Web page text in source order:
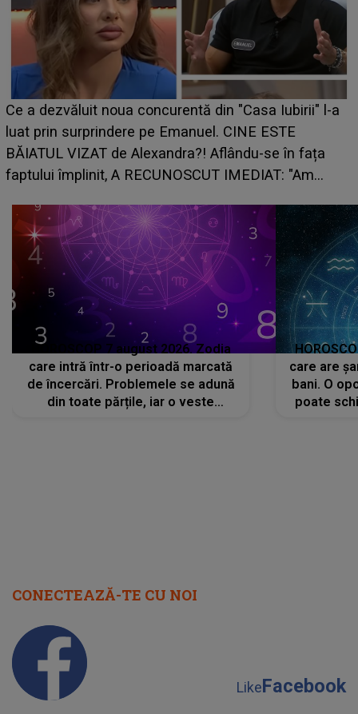
Ce a dezvăluit noua concurentă din "Casa Iubirii" l-a
luat prin surprindere pe Emanuel. CINE ESTE
BĂIATUL VIZAT de Alexandra?! Aflându-se în fața
faptului împlinit, A RECUNOSCUT IMEDIAT: "Am
HOROSCOP 7 august 2026. Zodia
care intră într-o perioadă marcată
de încercări. Problemele se adună
din toate părțile, iar o veste
care are
bani. O
poate
CONECTEAZĂ-TE CU NOI
LikeFacebook